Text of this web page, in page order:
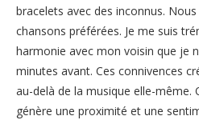
bracelets avec des inconnus.
chansons préférées. Je me suis
harmonie avec mon voisin que je
minutes avant. Ces connivences
au-delà de la musique elle-même.
génère une proximité et une